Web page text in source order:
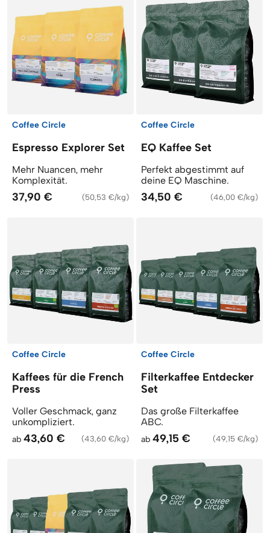
Coffee Circle
Espresso Explorer Set
Mehr Nuancen, mehr
Komplexität.
37,90 € (50,53 €/kg)
Coffee Circle
EQ Kaffee Set
Perfekt abgestimmt auf
deine EQ Maschine.
34,50 € (46,00 €/kg)
Coffee Circle
Kaffees für die French
Press
Voller Geschmack, ganz
unkompliziert.
ab 43,60 € (43,60 €/kg)
Coffee Circle
Filterkaffee Entdecker
Set
Das große Filterkaffee
ABC.
ab 49,15 € (49,15 €/kg)